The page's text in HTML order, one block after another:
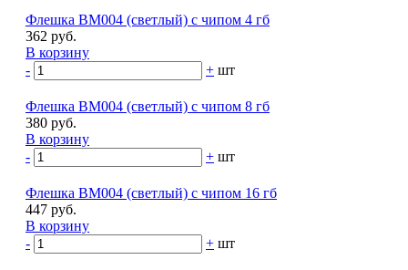
Флешка BM004 (светлый) с чипом 4 гб
362 руб.
В корзину
-
+ шт
Флешка BM004 (светлый) с чипом 8 гб
380 руб.
В корзину
-
+ шт
Флешка BM004 (светлый) с чипом 16 гб
447 руб.
В корзину
-
+ шт